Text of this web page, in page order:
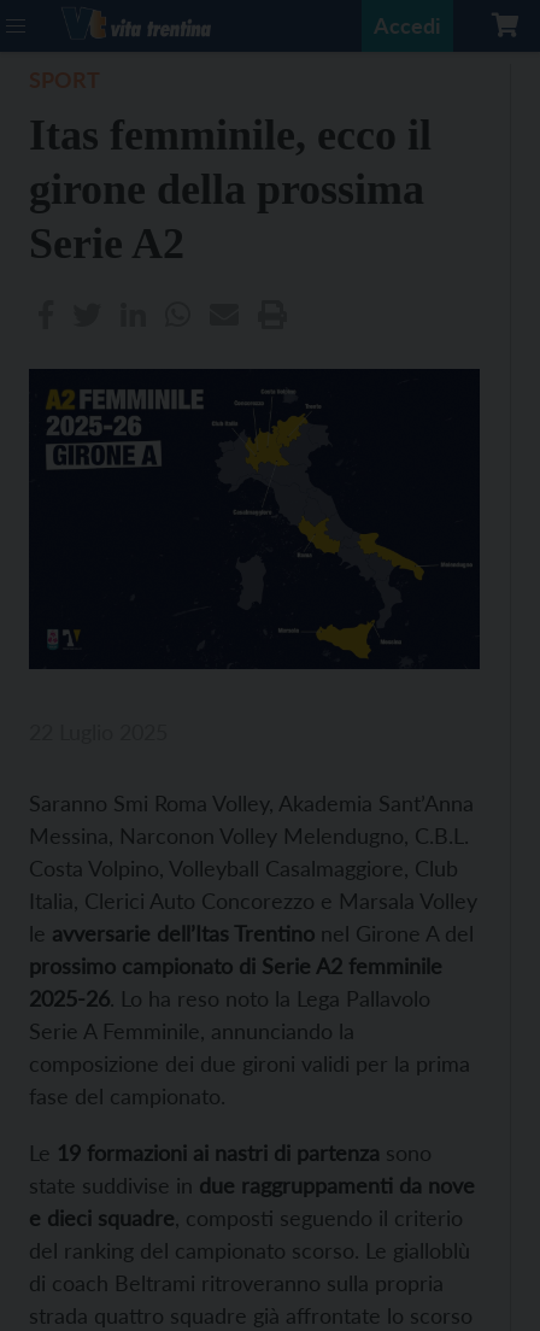
Accedi
Itas femminile, ecco il
girone della prossima
Serie A2
Saranno Smi Roma Volley, Akademia Sant’Anna
Messina, Narconon Volley Melendugno, C.B.L.
Costa Volpino, Volleyball Casalmaggiore, Club
Italia, Clerici Auto Concorezzo e Marsala Volley
le avversarie dell’Itas Trentino nel Girone A del
prossimo campionato di Serie A2 femminile
2025-26. Lo ha reso noto la Lega Pallavolo
Serie A Femminile, annunciando la
composizione dei due gironi validi per la prima
fase del campionato.
Le 19 formazioni ai nastri di partenza sono
state suddivise in due raggruppamenti da nove
e dieci squadre , composti seguendo il criterio
del ranking del campionato scorso. Le gialloblù
di coach Beltrami ritroveranno sulla propria
strada quattro squadre già affrontate lo scorso